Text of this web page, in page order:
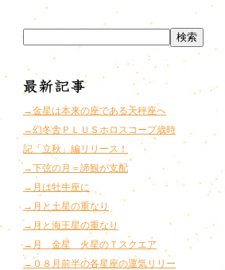
→金星は本来の座である天秤座へ
→幻冬舎ＰＬＵＳホロスコープ歳時
記「立秋」編リリース！
→下弦の月＝諦観が支配
→月は牡牛座に
→月と土星の重なり
→月と海王星の重なり
→月 金星 火星のＴスクエア
→０８月前半の各星座の運気リリー